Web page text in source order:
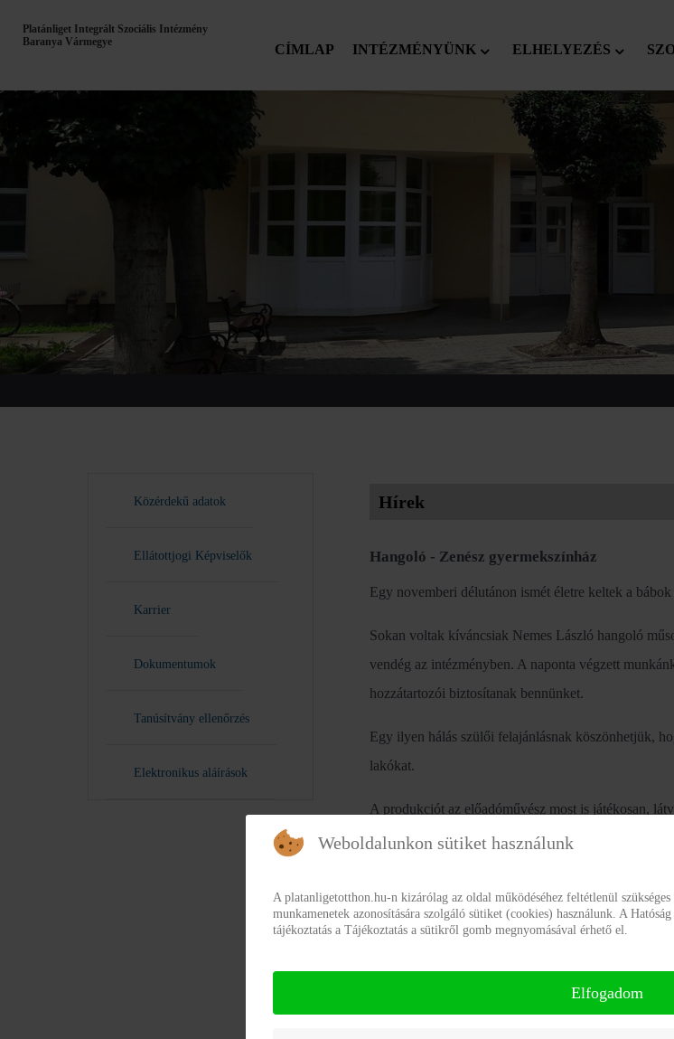
Platánliget Integrált Szociális Intézmény
Baranya Vármegye
CÍMLAP INTÉZMÉNYÜNK ELHELYEZÉS
Közérdekű adatok
Ellátottjogi Képviselők
Karrier
Dokumentumok
Tanúsítvány ellenőrzés
Elektronikus aláírások
Hírek
Hangoló - Zenész gyermekszínház
Egy novemberi délutánon ismét életre keltek a
Sokan voltak kíváncsiak Nemes László hangoló
vendég az intézményben. A naponta végzett
hozzátartozói biztosítanak bennünket.
Egy ilyen hálás szülői felajánlásnak köszönhetjük,
lakókat.
A produkciót az előadóművész most is játékosan,
segítségével adta elő a nézőknek. Az idei
Felhőtlen, boldog órát tölthettünk együtt, ahol kicsi
Nemes László zenés, szórakoztató műsorait 1995
Weboldalunkon sütiket használunk
A platanligetotthon.hu-n kizárólag az oldal működéséhez feltétlenül
munkamenetek azonosítására szolgáló sütiket (cookies) használunk. A
tájékoztatás a Tájékoztatás a sütikről gomb megnyomásával érhető el.
Elfogadom